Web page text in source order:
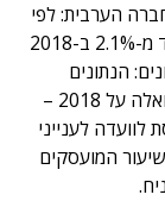
הערבית: לפי
הנתונים, שיעור השכירים הערבים בהיי-טק ירד מ-2.1% ב-2018
שונים: הנתונים
אודות 2020 עולים מדו"ח של רשות החדשנות ואלה על 2018 –
לענייני
המועסקים